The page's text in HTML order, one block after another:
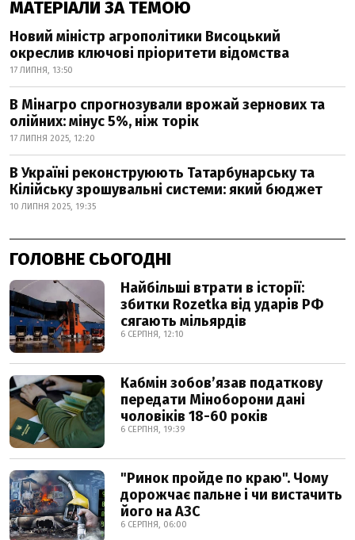
МАТЕРІАЛИ ЗА ТЕМОЮ
Новий міністр агрополітики Висоцький
окреслив ключові пріоритети відомства
17 ЛИПНЯ, 13:50
В Мінагро спрогнозували врожай зернових та
олійних: мінус 5%, ніж торік
17 ЛИПНЯ 2025, 12:20
В Україні реконструюють Татарбунарську та
Кілійську зрошувальні системи: який бюджет
10 ЛИПНЯ 2025, 19:35
ГОЛОВНЕ СЬОГОДНІ
Найбільші втрати в історії:
збитки Rozetka від ударів РФ
сягають мільярдів
6 СЕРПНЯ, 12:10
Кабмін зобовʼязав податкову
передати Міноборони дані
чоловіків 18-60 років
6 СЕРПНЯ, 19:39
"Ринок пройде по краю". Чому
дорожчає пальне і чи вистачить
його на АЗС
6 СЕРПНЯ, 06:00